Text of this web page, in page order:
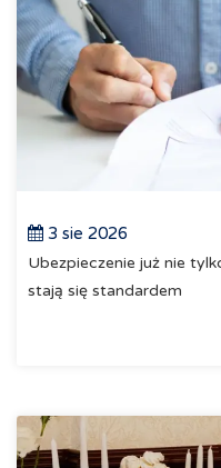
3 sie 2026
Ubezpieczenie już nie
stają się standardem